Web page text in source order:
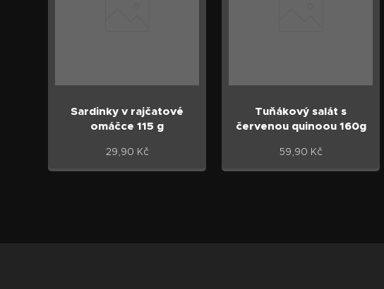
Sardinky v rajčatové
omáčce 115 g
29,90 Kč
Tuňákový salát s
červenou quinoou 160g
59,90 Kč